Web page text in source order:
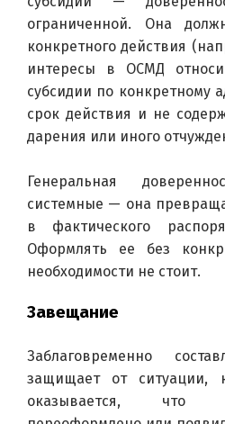
ограниченной. Она
конкретного действия
интересы в ОСМД
субсидии по конкретному
срок действия и не
дарения или иного
Генеральная
системные — она
в фактического
Оформлять ее без
необходимости не стоит.
Завещание
Заблаговременно
защищает от ситуации,
оказывается, что